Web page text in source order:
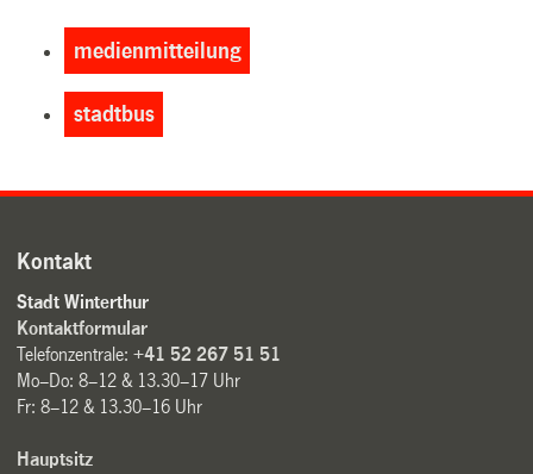
medienmitteilung
stadtbus
Kontakt
Stadt Winterthur
Kontaktformular
Telefonzentrale:+41 52 267 51 51
Mo–Do: 8–12 & 13.30–17 Uhr
Fr: 8–12 & 13.30–16 Uhr
Hauptsitz